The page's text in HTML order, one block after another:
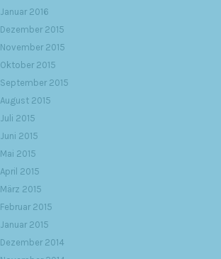
Januar 2016
Dezember 2015
November 2015
Oktober 2015
September 2015
August 2015
Juli 2015
Juni 2015
Mai 2015
April 2015
März 2015
Februar 2015
Januar 2015
Dezember 2014